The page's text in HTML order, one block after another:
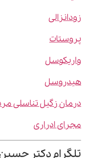
زگیل تناسلی مردان
ادراری
دکتر حسین